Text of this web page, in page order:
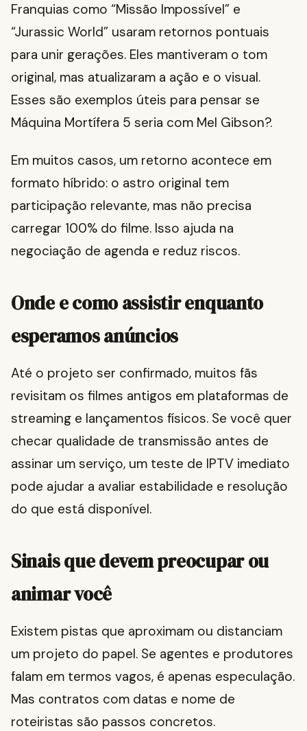
Franquias como “Missão Impossível” e
“Jurassic World” usaram retornos pontuais
para unir gerações. Eles mantiveram o tom
original, mas atualizaram a ação e o visual.
Esses são exemplos úteis para pensar se
Máquina Mortífera 5 seria com Mel Gibson?.
Em muitos casos, um retorno acontece em
formato híbrido: o astro original tem
participação relevante, mas não precisa
carregar 100% do filme. Isso ajuda na
negociação de agenda e reduz riscos.
Onde e como assistir enquanto
esperamos anúncios
Até o projeto ser confirmado, muitos fãs
revisitam os filmes antigos em plataformas de
streaming e lançamentos físicos. Se você quer
checar qualidade de transmissão antes de
assinar um serviço, um teste de IPTV imediato
pode ajudar a avaliar estabilidade e resolução
do que está disponível.
Sinais que devem preocupar ou
animar você
Existem pistas que aproximam ou distanciam
um projeto do papel. Se agentes e produtores
falam em termos vagos, é apenas especulação.
Mas contratos com datas e nome de
roteiristas são passos concretos.